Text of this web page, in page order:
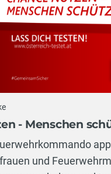
- Menschen
und